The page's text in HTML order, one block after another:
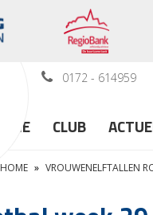
0172 - 614959
CLUB
HOME » VROUWENELFTALLEN